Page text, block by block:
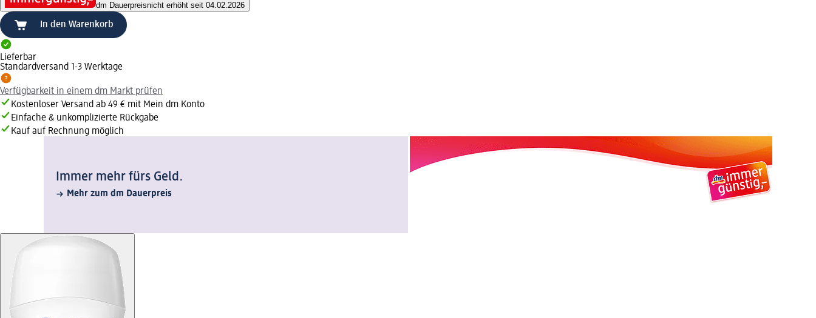
dm Dauerpreisnicht erhöht seit 04.02.2026
In den Warenkorb
Lieferbar
Standardversand 1-3 Werktage
Verfügbarkeit in einem dm Markt prüfen
Kostenloser Versand ab 49 € mit Mein dm Konto
Einfache & unkomplizierte Rückgabe
Kauf auf Rechnung möglich
Immer mehr fürs Geld.
Mehr zum dm Dauerpreis